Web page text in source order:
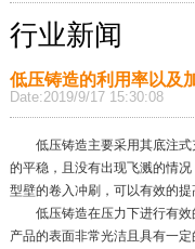
行业新闻
低压铸造的利用率以及
Date:2019/9/17 15:30:08
低压铸造主要采用其底注式
的平稳，且没有出现飞溅的情
型壁的卷入冲刷，可以有效的提
低压铸造在压力下进行有效
产品的表面非常光洁且具有一